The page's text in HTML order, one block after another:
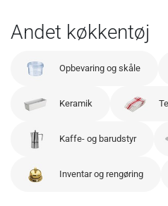
Andet køkkentøj
Opbevaring og skåle
Keramik
Kaffe- og barudstyr
Inventar og rengøring